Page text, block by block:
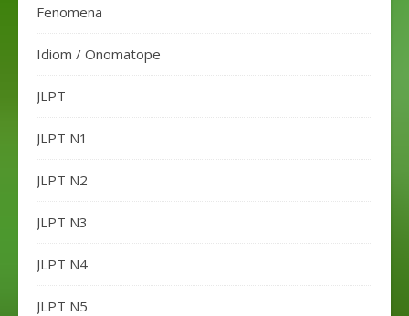
Fenomena
Idiom / Onomatope
JLPT
JLPT N1
JLPT N2
JLPT N3
JLPT N4
JLPT N5